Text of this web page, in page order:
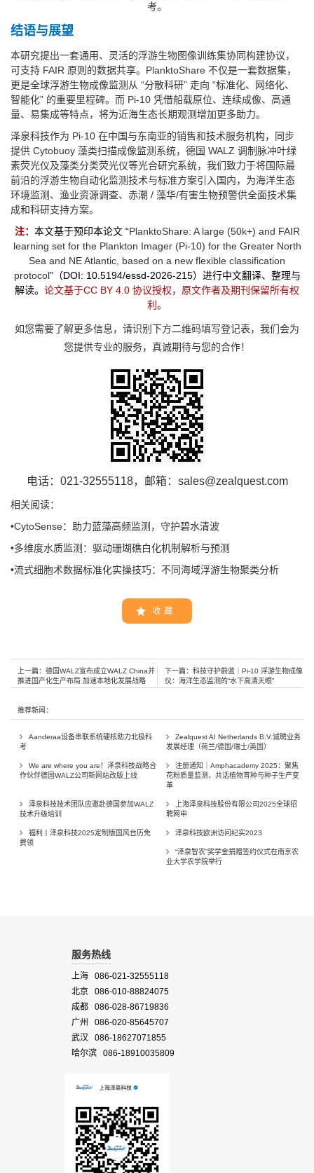
考。
结语与展望
本研究提出一套通用、灵活的浮游生物图像训练集协同构建协议，
可支持 FAIR 原则的数据共享。PlanktoShare 不仅是一套数据集，
更是全球浮游生物成像监测从 “分散科研” 走向 “标准化、网络化、
智能化” 的重要里程碑。而 Pi-10 凭借船载原位、连续成像、高通
量、易集成等特点，将为近海生态长期观测增加更多助力。
泽泉科技作为 Pi-10 在中国与东南亚的销售和技术服务机构，同步
提供 Cytobuoy 藻类扫描成像监测系统，德国 WALZ 调制脉冲叶绿
素荧光仪及藻类分类荧光仪等光合研究系统，我们致力于将国际最
前沿的浮游生物自动化监测技术与标准方案引入国内，为海洋生态
环境监测、渔业资源调查、赤潮 / 藻华/有害生物预警供全面技术集
成和科研支持方案。
注： 本文基于预印本论文 “PlanktoShare: A large (50k+) and FAIR
learning set for the Plankton Imager (Pi-10) for the Greater North
Sea and NE Atlantic, based on a new flexible classification
protocol”（DOI: 10.5194/essd-2026-215）进行中文翻译、整理与
解读。 论文基于CC BY 4.0 协议授权，原文作者及期刊保留所有权
利。
如您需要了解更多信息，请识别下方二维码填写登记表，我们会为
您提供专业的服务，真诚期待与您的合作！
电话：021-32555118，邮箱：sales@zealquest.com
相关阅读：
•CytoSense：助力蓝藻高频监测，守护碧水清波
•多维度水质监测：驱动珊瑚礁白化机制解析与预测
•流式细胞术数据标准化实操技巧：不同海域浮游生物聚类分析
收 藏
上一篇： 德国WALZ宣布成立WALZ China并
推进国产化生产布局 加速本地化发展战略
下一篇： 科技守护蔚蓝｜Pi‑10 浮游生物成像
仪：海洋生态监测的“水下高清天眼”
推荐新闻：
Aanderaa设备串联系统硬核助力北极科
考
Zealquest AI Netherlands B.V.诚聘业务
发展经理（荷兰/德国/瑞士/英国）
We are where you are！泽泉科技战略合
作伙伴德国WALZ公司新网站改版上线
注册通知｜Amphacademy 2025：聚焦
花粉质量监测，共话植物育种与种子生产变
革
泽泉科技技术团队应邀赴德国参加WALZ
技术升级培训
上海泽泉科技股份有限公司2025全球招
聘网申
福利丨泽泉科技2025定制版国风台历免
费领
泽泉科技欧洲访问纪实2023
“泽泉智农”奖学金捐赠签约仪式在南京农
业大学农学院举行
服务热线
上海 086-021-32555118
北京 086-010-88824075
成都 086-028-86719836
广州 086-020-85645707
武汉 086-18627071855
哈尔滨 086-18910035809